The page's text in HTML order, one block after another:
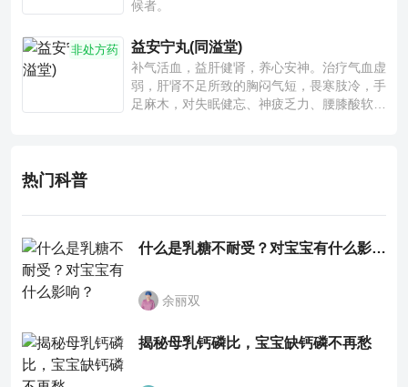
候者。
非处方药 益安宁丸(同溢堂)
补气活血，益肝健肾，养心安神。治疗气血虚
弱，肝肾不足所致的胸闷气短，畏寒肢冷，手
足麻木，对失眠健忘、神疲乏力、腰膝酸软也
热门科普
什么是乳糖不耐受？对宝宝有什么影响？
余丽双
揭秘母乳钙磷比，宝宝缺钙磷不再愁